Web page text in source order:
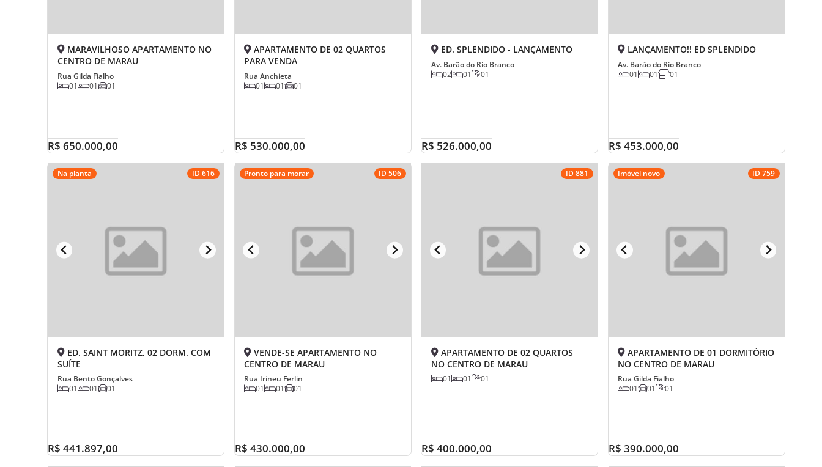
MARAVILHOSO APARTAMENTO NO
CENTRO DE MARAU
Rua Gilda Fialho
01 01 01
R$ 650.000,00
APARTAMENTO DE 02 QUARTOS
PARA VENDA
Rua Anchieta
01 01 01
R$ 530.000,00
ED. SPLENDIDO - LANÇAMENTO
Av. Barão do Rio Branco
02 01 01
R$ 526.000,00
LANÇAMENTO!! ED SPLENDIDO
Av. Barão do Rio Branco
01 01 01
R$ 453.000,00
Na planta ID 616
ED. SAINT MORITZ, 02 DORM. COM
SUÍTE
Rua Bento Gonçalves
01 01 01
R$ 441.897,00
Pronto para morar ID 506
VENDE-SE APARTAMENTO NO
CENTRO DE MARAU
Rua Irineu Ferlin
01 01 01
R$ 430.000,00
ID 881
APARTAMENTO DE 02 QUARTOS
NO CENTRO DE MARAU
01 01 01
R$ 400.000,00
Imóvel novo ID 759
APARTAMENTO DE 01 DORMITÓRIO
NO CENTRO DE MARAU
Rua Gilda Fialho
01 01 01
R$ 390.000,00